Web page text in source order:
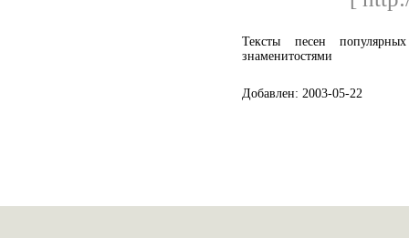
Тексты песен
знаменитостями
Добавлен: 2003-05-22